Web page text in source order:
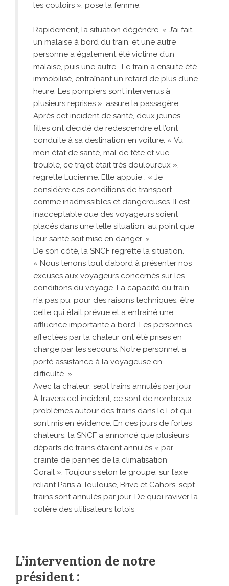
les couloirs », pose la femme.
Rapidement, la situation dégénère. « J’ai fait
un malaise à bord du train, et une autre
personne a également été victime d’un
malaise, puis une autre… Le train a ensuite été
immobilisé, entraînant un retard de plus d’une
heure. Les pompiers sont intervenus à
plusieurs reprises », assure la passagère.
Après cet incident de santé, deux jeunes
filles ont décidé de redescendre et l’ont
conduite à sa destination en voiture. « Vu
mon état de santé, mal de tête et vue
trouble, ce trajet était très douloureux »,
regrette Lucienne. Elle appuie : « Je
considère ces conditions de transport
comme inadmissibles et dangereuses. Il est
inacceptable que des voyageurs soient
placés dans une telle situation, au point que
leur santé soit mise en danger. »
De son côté, la SNCF regrette la situation.
« Nous tenons tout d’abord à présenter nos
excuses aux voyageurs concernés sur les
conditions du voyage. La capacité du train
n’a pas pu, pour des raisons techniques, être
celle qui était prévue et a entraîné une
affluence importante à bord. Les personnes
affectées par la chaleur ont été prises en
charge par les secours. Notre personnel a
porté assistance à la voyageuse en
difficulté. »
Avec la chaleur, sept trains annulés par jour
À travers cet incident, ce sont de nombreux
problèmes autour des trains dans le Lot qui
sont mis en évidence. En ces jours de fortes
chaleurs, la SNCF a annoncé que plusieurs
départs de trains étaient annulés « par
crainte de pannes de la climatisation
Corail ». Toujours selon le groupe, sur l’axe
reliant Paris à Toulouse, Brive et Cahors, sept
trains sont annulés par jour. De quoi raviver la
colère des utilisateurs lotois
L’intervention de notre
président :